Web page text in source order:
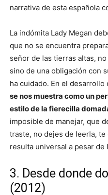
narrativa de esta española
La indómita Lady Megan
que no se encuentra
señor de las tierras altas,
sino de una obligación con
ha cuidado. En el desarrollo
se nos muestra como un
estilo de la fierecilla
imposible de manejar, que
traste, no dejes de leerla,
resulta universal a pesar de
3. Desde donde
(2012)